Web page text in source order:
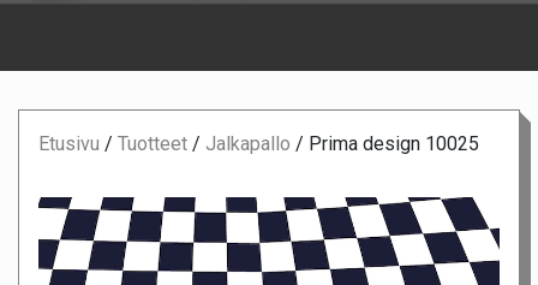
Etusivu / Tuotteet / Jalkapallo / Prima design 10025